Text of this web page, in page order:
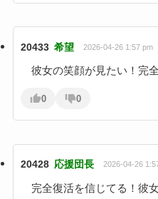
20433 希望 2026-04-26 1:57 pm
彼女の笑顔が見たい！完
0 0
20428 応援団長 2026-04-26
完全復活を信じてる！彼